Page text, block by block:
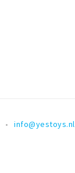
info@yestoys.nl